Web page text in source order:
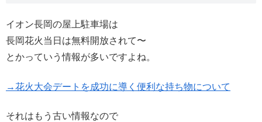
イオン長岡の屋上駐車場は
長岡花火当日は無料開放されて〜
とかっていう情報が多いですよね。
→花火大会デートを成功に導く便利な持ち物について
それはもう古い情報なので